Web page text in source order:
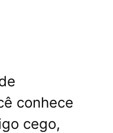
conhece
cego,